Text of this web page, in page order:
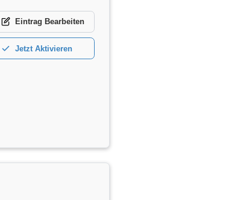
Eintrag Bearbeiten
Jetzt Aktivieren